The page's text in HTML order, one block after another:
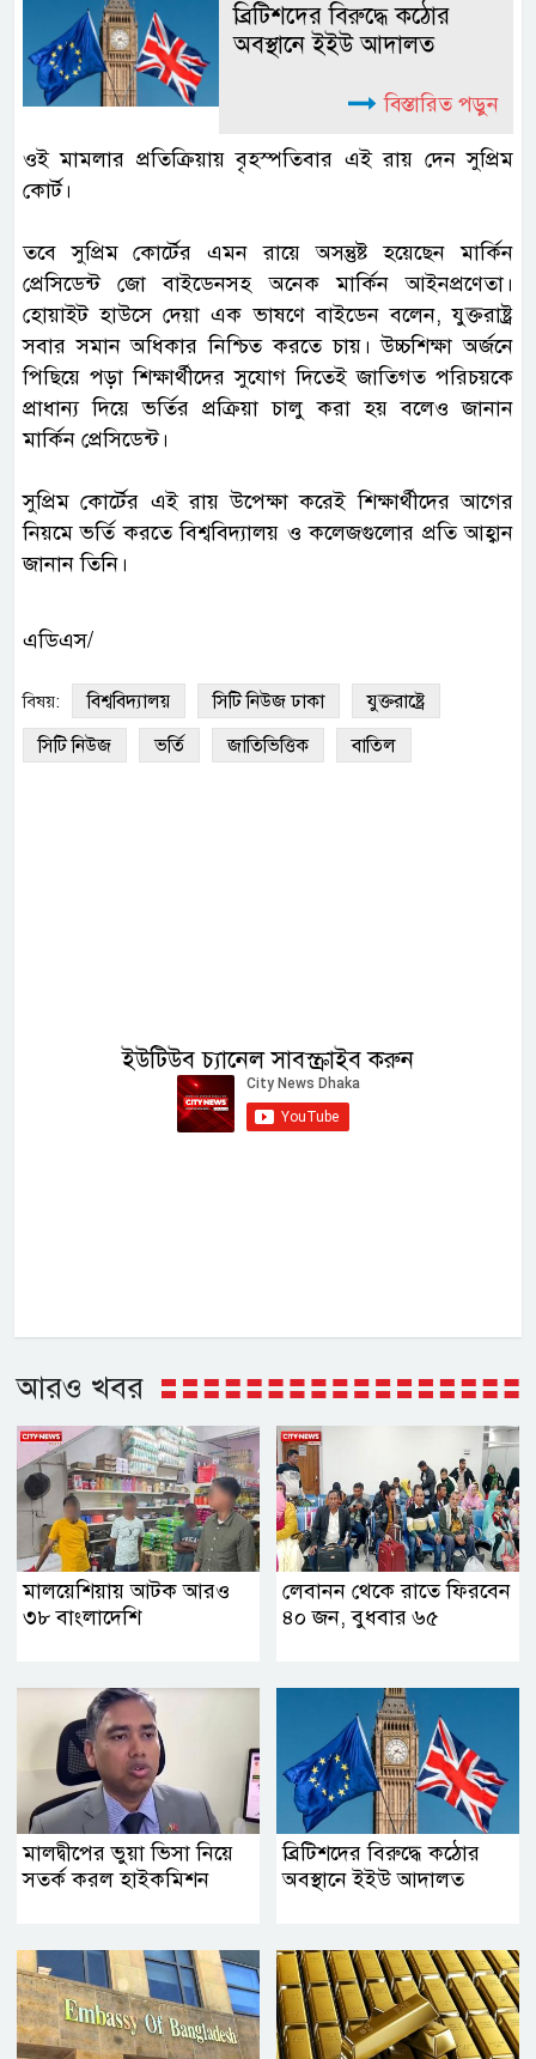
ব্রিটিশদের বিরুদ্ধে কঠোর
অবস্থানে ইইউ আদালত
বিস্তারিত পড়ুন
ওই মামলার প্রতিক্রিয়ায় বৃহস্পতিবার এই রায় দেন সুপ্রিম
কোর্ট।
তবে সুপ্রিম কোর্টের এমন রায়ে অসন্তুষ্ট হয়েছেন মার্কিন
প্রেসিডেন্ট জো বাইডেনসহ অনেক মার্কিন আইনপ্রণেতা।
হোয়াইট হাউসে দেয়া এক ভাষণে বাইডেন বলেন, যুক্তরাষ্ট্র
সবার সমান অধিকার নিশ্চিত করতে চায়। উচ্চশিক্ষা অর্জনে
পিছিয়ে পড়া শিক্ষার্থীদের সুযোগ দিতেই জাতিগত পরিচয়কে
প্রাধান্য দিয়ে ভর্তির প্রক্রিয়া চালু করা হয় বলেও জানান
মার্কিন প্রেসিডেন্ট।
সুপ্রিম কোর্টের এই রায় উপেক্ষা করেই শিক্ষার্থীদের আগের
নিয়মে ভর্তি করতে বিশ্ববিদ্যালয় ও কলেজগুলোর প্রতি আহ্বান
জানান তিনি।
এডিএস/
বিষয়: বিশ্ববিদ্যালয় সিটি নিউজ ঢাকা
যুক্তরাষ্ট্রে
সিটি নিউজ
ভর্তি জাতিভিত্তিক বাতিল
ইউটিউব চ্যানেল সাবস্ক্রাইব করুন
আরও খবর
মালয়েশিয়ায় আটক আরও
৩৮ বাংলাদেশি
লেবানন থেকে রাতে ফিরবেন
৪০ জন, বুধবার ৬৫
মালদ্বীপের ভুয়া ভিসা নিয়ে
সতর্ক করল হাইকমিশন
ব্রিটিশদের বিরুদ্ধে কঠোর
অবস্থানে ইইউ আদালত